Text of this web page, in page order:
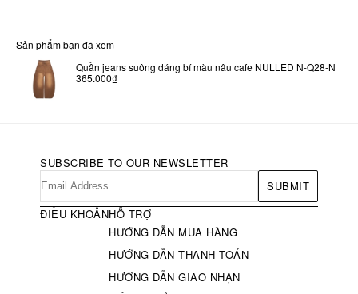
Sản phẩm bạn đã xem
Quần jeans suông dáng bí màu nâu cafe NULLED N-Q28-N
365.000₫
SUBSCRIBE TO OUR NEWSLETTER
SUBMIT
ĐIỀU KHOẢNHỖ TRỢ
HƯỚNG DẪN MUA HÀNG
HƯỚNG DẪN THANH TOÁN
HƯỚNG DẪN GIAO NHẬN